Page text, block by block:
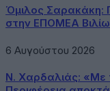
Όμιλος Σαρακάκη:
στην ΕΠΟΜΕΑ
6 Αυγούστου 2026
Ν. Χαρδαλιάς: «Με